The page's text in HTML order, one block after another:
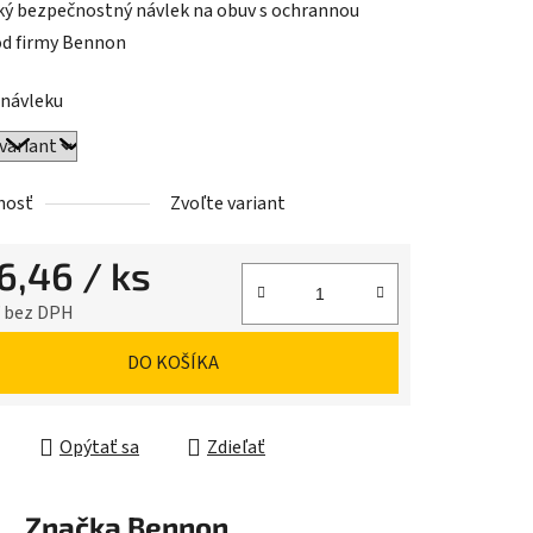
bezpečnostný návlek na obuv s ochrannou
firmy Bennon
Zvoľte variant
/ ks
DPH
DO KOŠÍKA
Opýtať sa Zdieľať